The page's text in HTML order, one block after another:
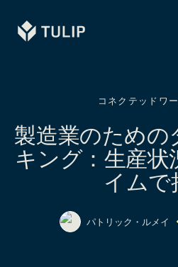
Tulip
コネクテッドワ
製造業のための
キング：生産状
イムで
パトリック・ルメイ